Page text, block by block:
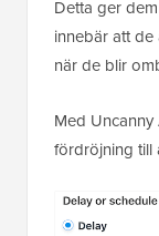
Detta ger
innebär att
när de blir
Med
fördröjning till